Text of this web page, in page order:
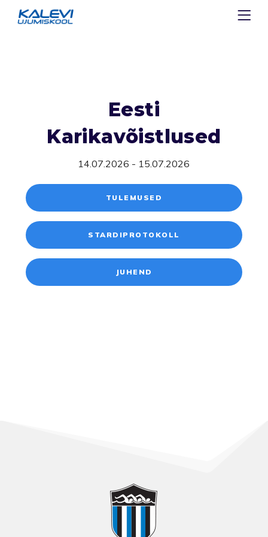
Eesti
Karikavõistlused
14.07.2026 - 15.07.2026
TULEMUSED
STARDIPROTOKOLL
JUHEND